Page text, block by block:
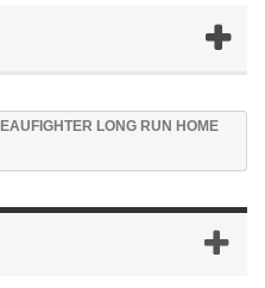
LONG RUN HOME